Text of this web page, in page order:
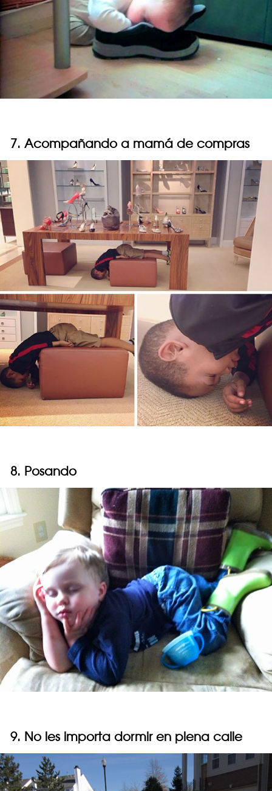
7. Acompañando a mamá de compras
8. Posando
9. No les importa dormir en plena calle